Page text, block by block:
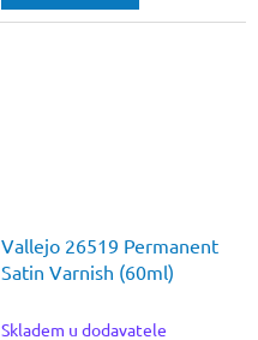
Vallejo 26519 Permanent
Satin Varnish (60ml)
Skladem u dodavatele